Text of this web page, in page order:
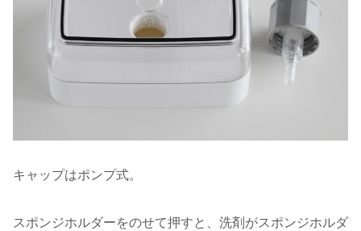
キャップはポンプ式。
スポンジホルダーをのせて押すと、洗剤がスポンジホルダ